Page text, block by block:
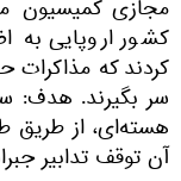
مجازی کمیسیون
کردند که مذاکرات
سر بگیرند. هدف:
هسته‌ای، از طریق
آن توقف تدابیر